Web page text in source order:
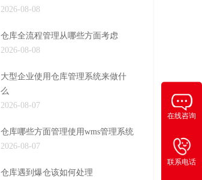
2026-08-08
仓库全流程管理从哪些方面考虑
2026-08-08
大型企业使用仓库管理系统来做什
么
2026-08-07
仓库哪些方面管理使用wms管理系统
2026-08-07
仓库遇到爆仓该如何处理
在线咨询
联系电话